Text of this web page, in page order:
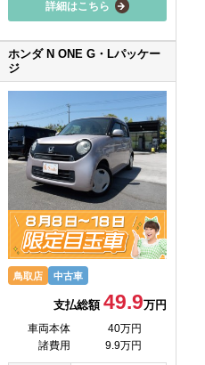
詳細はこちら
ホンダ N ONE G・Lパッケー
ジ
鳥取店 中古車
支払総額49.9万円
車両本体
40万円
諸費用
9.9万円